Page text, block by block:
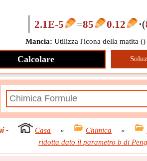
2.1E-5 =85 0.12 ⋅(
Mancia: Utilizza l'icona della matita ()
Calcolare
- Casa » Chimica »
ridotta dato il parametro b di